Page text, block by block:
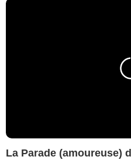
La Parade (amoureuse)